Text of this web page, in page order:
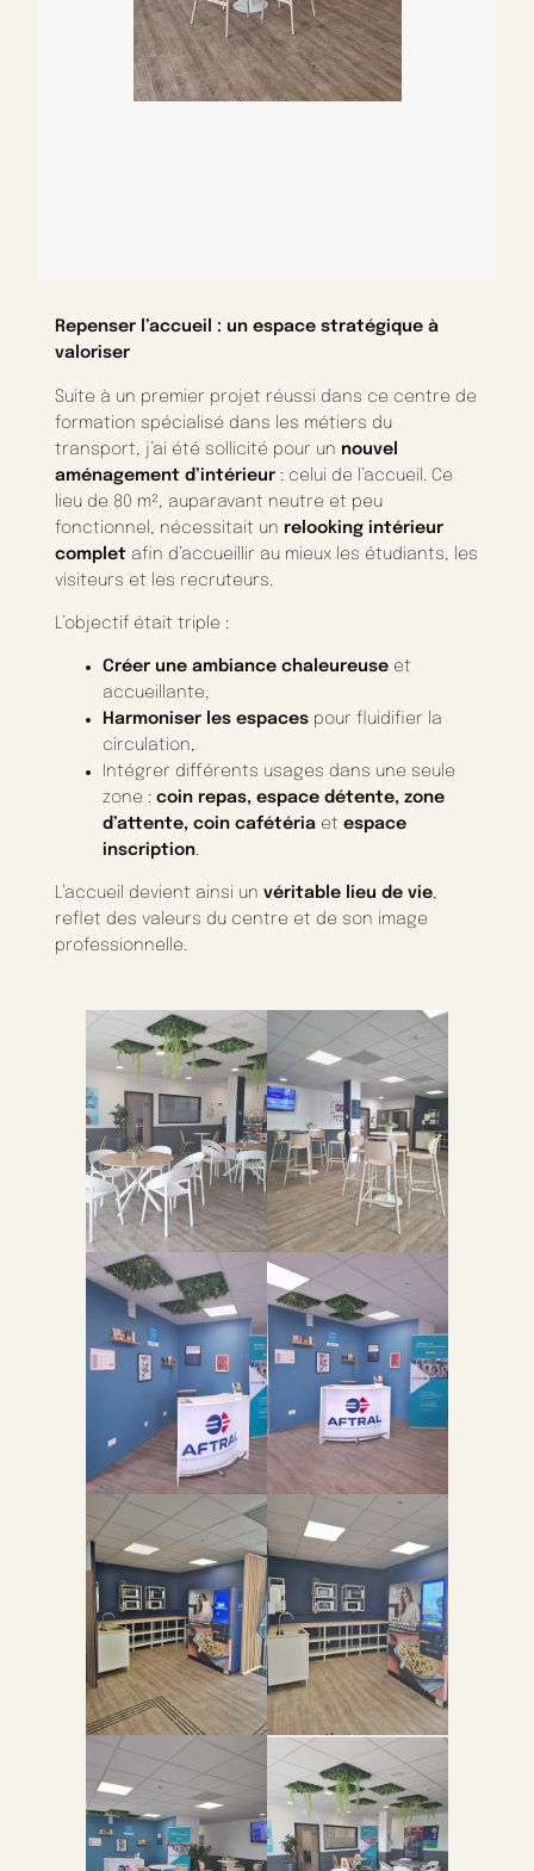
Repenser l’accueil : un espace stratégique à
valoriser
Suite à un premier projet réussi dans ce centre de
formation spécialisé dans les métiers du
transport, j’ai été sollicité pour un nouvel
aménagement d’intérieur : celui de l’accueil. Ce
lieu de 80 m², auparavant neutre et peu
fonctionnel, nécessitait un relooking intérieur
complet afin d’accueillir au mieux les étudiants, les
visiteurs et les recruteurs.
L’objectif était triple :
Créer une ambiance chaleureuse et
accueillante,
Harmoniser les espaces pour fluidifier la
circulation,
Intégrer différents usages dans une seule
zone :coin repas, espace détente, zone
d’attente, coin cafétéria etespace
inscription.
L’accueil devient ainsi unvéritable lieu de vie,
reflet des valeurs du centre et de son image
professionnelle.